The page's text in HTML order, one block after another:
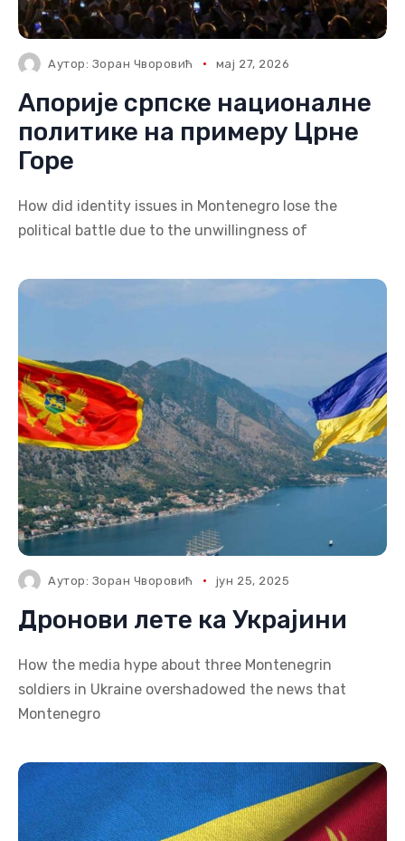
Аутор: Зоран Чворовић мај 27, 2026
Апорије српске националне
политике на примеру Црне
Горе
How did identity issues in Montenegro lose the
political battle due to the unwillingness of
Аутор: Зоран Чворовић јун 25, 2025
Дронови лете ка Украјини
How the media hype about three Montenegrin
soldiers in Ukraine overshadowed the news that
Montenegro